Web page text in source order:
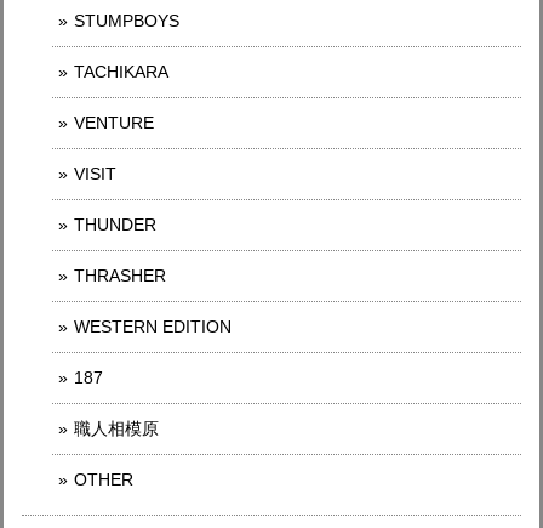
STUMPBOYS
TACHIKARA
VENTURE
VISIT
THUNDER
THRASHER
WESTERN EDITION
187
職人相模原
OTHER